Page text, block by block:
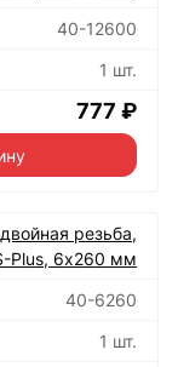
40-12600
1 шт.
777 ₽
резьба,
Plus, 6х260 мм
40-6260
1 шт.